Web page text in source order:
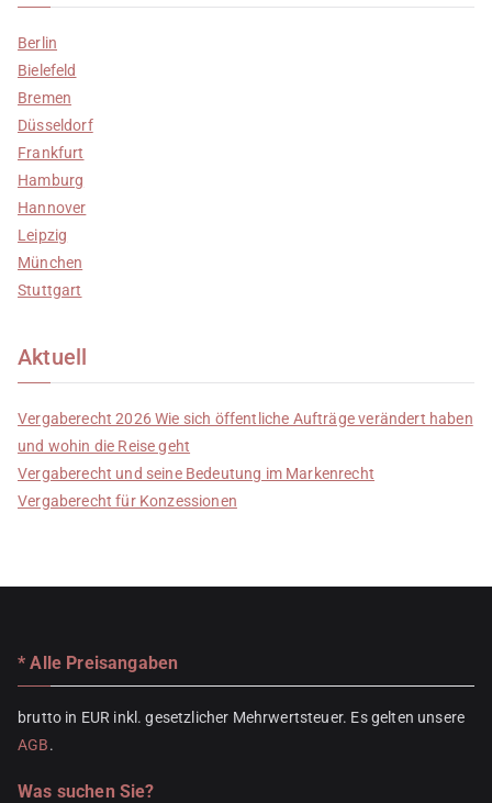
Berlin
Bielefeld
Bremen
Düsseldorf
Frankfurt
Hamburg
Hannover
Leipzig
München
Stuttgart
Aktuell
Vergaberecht 2026 Wie sich öffentliche Aufträge verändert haben
und wohin die Reise geht
Vergaberecht und seine Bedeutung im Markenrecht
Vergaberecht für Konzessionen
* Alle Preisangaben
brutto in EUR inkl. gesetzlicher Mehrwertsteuer. Es gelten unsere
AGB.
Was suchen Sie?